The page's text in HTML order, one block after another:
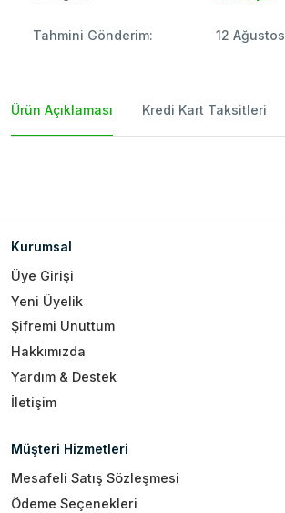
Tahmini Gönderim: 12 Ağustos
Ürün Açıklaması Kredi Kart Taksitleri
Kurumsal
Üye Girişi
Yeni Üyelik
Şifremi Unuttum
Hakkımızda
Yardım & Destek
İletişim
Müşteri Hizmetleri
Mesafeli Satış Sözleşmesi
Ödeme Seçenekleri